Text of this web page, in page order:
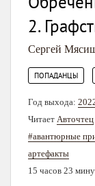
2.
Сергей
ПОПАДАНЦЫ
Год выхода:
Читает Авточтец
#авантюрные
артефакты
15 часов 23